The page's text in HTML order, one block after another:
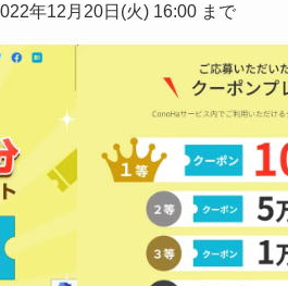
年12月20日(火) 16:00 まで